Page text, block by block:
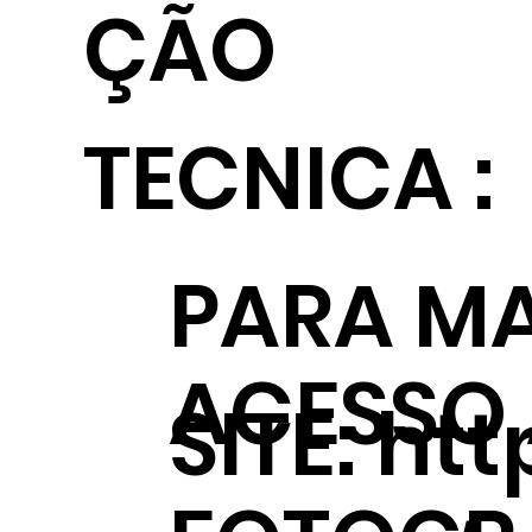
PARA
SITE:
ÇÃO
TECNICA :